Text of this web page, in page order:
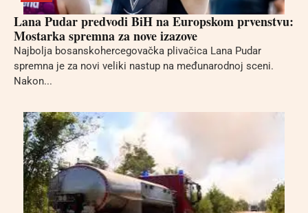
Lana Pudar predvodi BiH na Europskom prvenstvu:
Mostarka spremna za nove izazove
Najbolja bosanskohercegovačka plivačica Lana Pudar
spremna je za novi veliki nastup na međunarodnoj sceni.
Nakon...